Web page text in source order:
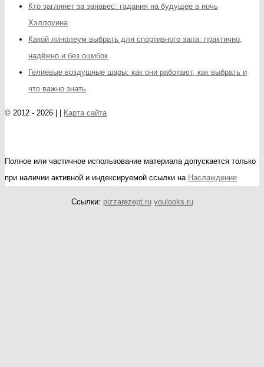
Кто заглянет за занавес: гадания на будущее в ночь
Хэллоуина
Какой линолеум выбрать для спортивного зала: практично,
надёжно и без ошибок
Гелиевые воздушные шары: как они работают, как выбрать и
что важно знать
© 2012 - 2026 | | Карта сайта
Полное или частичное использование материала допускается только
при наличии активной и индексируемой ссылки на Наслаждение
Ссылки: pizzarezept.ru youlooks.ru